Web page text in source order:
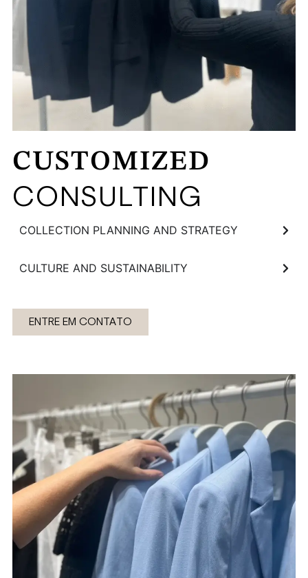
CUSTOMIZED
CONSULTING
COLLECTION PLANNING AND STRATEGY
CULTURE AND SUSTAINABILITY
ENTRE EM CONTATO